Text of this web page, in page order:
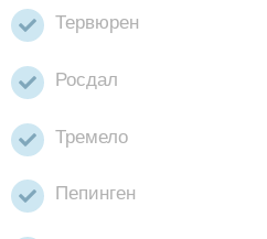
Тервюрен
Росдал
Тремело
Пепинген